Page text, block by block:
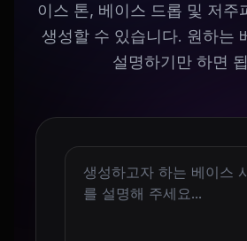
이스 톤, 베이스 드롭 및 저주
생성할 수 있습니다. 원하는
설명하기만 하면